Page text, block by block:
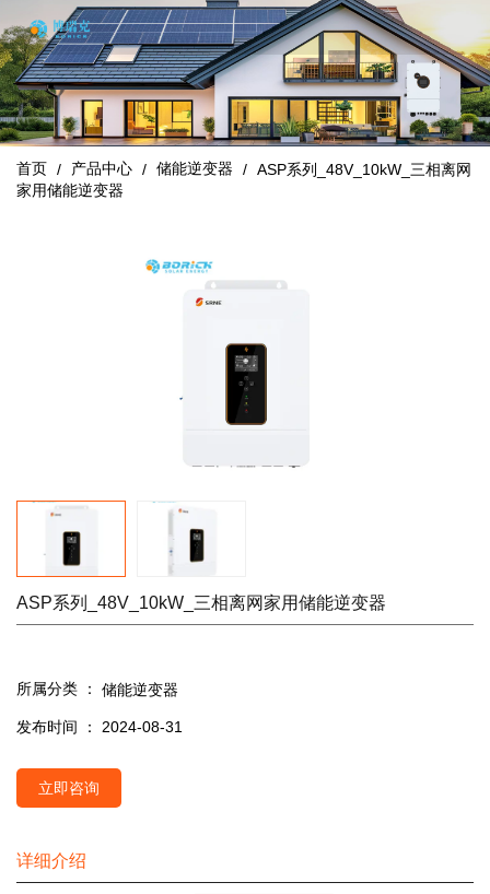
首页 / 产品中心 / 储能逆变器 / ASP系列_48V_10kW_三相离网
家用储能逆变器
ASP系列_48V_10kW_三相离网家用储能逆变器
所属分类 ： 储能逆变器
发布时间 ： 2024-08-31
立即咨询
详细介绍